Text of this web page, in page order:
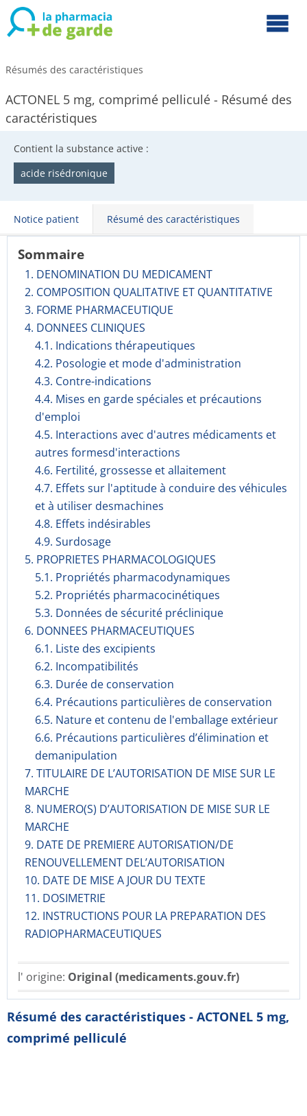
Résumés des caractéristiques
ACTONEL 5 mg, comprimé pelliculé - Résumé des
caractéristiques
Contient la substance active :
acide risédronique
Notice patient Résumé des caractéristiques
Sommaire
1. DENOMINATION DU MEDICAMENT
2. COMPOSITION QUALITATIVE ET QUANTITATIVE
3. FORME PHARMACEUTIQUE
4. DONNEES CLINIQUES
4.1. Indications thérapeutiques
4.2. Posologie et mode d'administration
4.3. Contre-indications
4.4. Mises en garde spéciales et précautions
d'emploi
4.5. Interactions avec d'autres médicaments et
autres formesd'interactions
4.6. Fertilité, grossesse et allaitement
4.7. Effets sur l'aptitude à conduire des véhicules
et à utiliser desmachines
4.8. Effets indésirables
4.9. Surdosage
5. PROPRIETES PHARMACOLOGIQUES
5.1. Propriétés pharmacodynami­ques
5.2. Propriétés pharmacocinéti­ques
5.3. Données de sécurité préclinique
6. DONNEES PHARMACEUTIQUES
6.1. Liste des excipients
6.2. Incompati­bilités
6.3. Durée de conservation
6.4. Précautions particulières de conservation
6.5. Nature et contenu de l'emballage extérieur
6.6. Précautions particulières d’élimination et
demanipulation
7. TITULAIRE DE L’AUTORISATION DE MISE SUR LE
MARCHE
8. NUMERO(S) D’AUTORISATION DE MISE SUR LE
MARCHE
9. DATE DE PREMIERE AUTORISATION/DE
RENOUVELLEMENT DEL’AUTORISATION
10. DATE DE MISE A JOUR DU TEXTE
11. DOSIMETRIE
12. INSTRUCTIONS POUR LA PREPARATION DES
RADIOPHARMACE­UTIQUES
l' origine: Original (medicaments.gouv.fr)
Résumé des caractéristiques - ACTONEL 5 mg,
comprimé pelliculé